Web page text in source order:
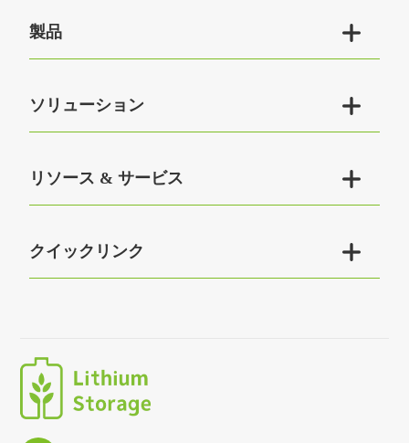
製品 
ソリューション 
リソース & サービス 
クイックリンク 